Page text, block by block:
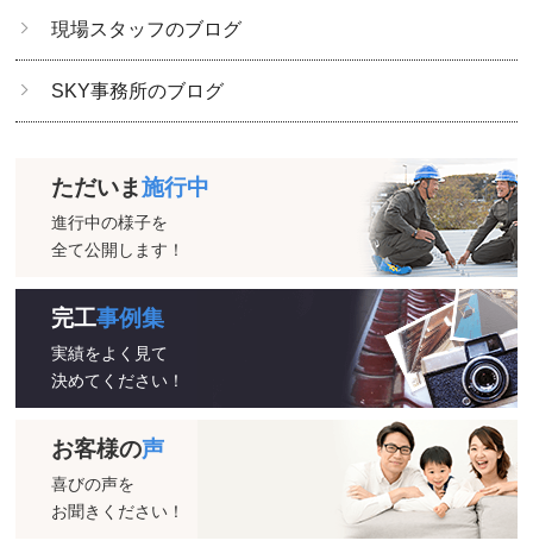
現場スタッフのブログ
SKY事務所のブログ
ただいま施行中
進行中の様子を
全て公開します！
完工事例集
実績をよく見て
決めてください！
お客様の声
喜びの声を
お聞きください！